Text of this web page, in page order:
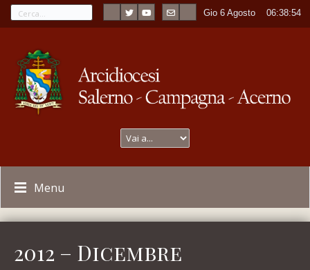
Gio 6 Agosto ----06:38:54
Menu
2012 – Dicembre